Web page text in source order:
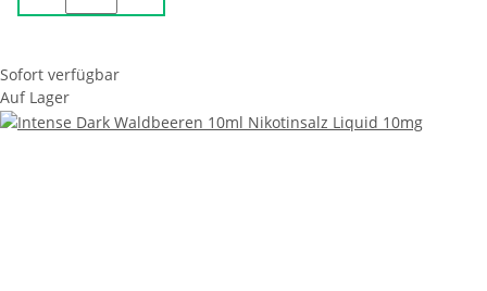
Sofort verfügbar
Auf Lager